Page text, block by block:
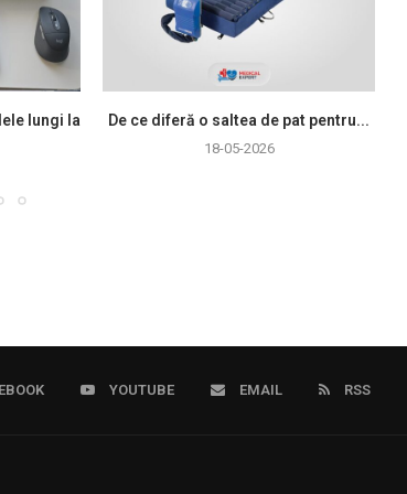
lungi la
De ce diferă o saltea de pat pentru...
18-05-2026
YOUTUBE EMAIL RSS